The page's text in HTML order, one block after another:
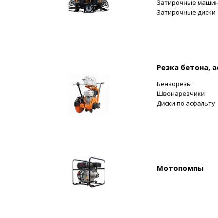
Затирочные
Затирочные диски
Резка бетона,
Бензорезы
Швонарезчики
Диски по асфальту
Мотопомпы